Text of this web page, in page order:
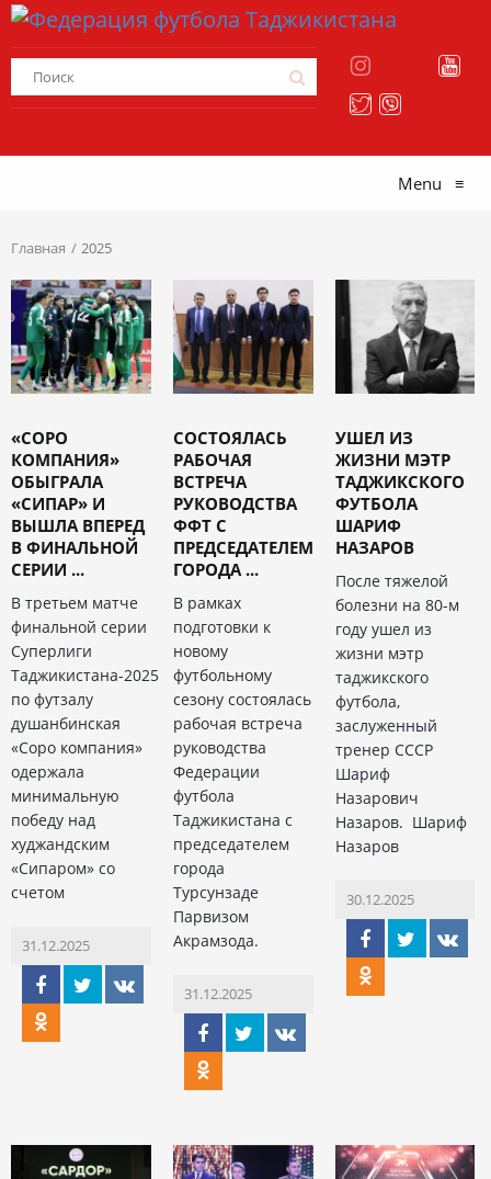
Menu ≡
Главная 2025
«СОРО
КОМПАНИЯ»
ОБЫГРАЛА
«СИПАР» И
ВЫШЛА ВПЕРЕД
В ФИНАЛЬНОЙ
СЕРИИ ...
В третьем матче
финальной серии
Суперлиги
Таджикистана-2025
по футзалу
душанбинская
«Соро компания»
одержала
минимальную
победу над
худжандским
«Сипаром» со
счетом
31.12.2025
СОСТОЯЛАСЬ
РАБОЧАЯ
ВСТРЕЧА
РУКОВОДСТВА
ФФТ С
ПРЕДСЕДАТЕЛЕМ
ГОРОДА ...
В рамках
подготовки к
новому
футбольному
сезону состоялась
рабочая встреча
руководства
Федерации
футбола
Таджикистана с
председателем
города
Турсунзаде
Парвизом
Акрамзода.
31.12.2025
УШЕЛ ИЗ
ЖИЗНИ МЭТР
ТАДЖИКСКОГО
ФУТБОЛА
ШАРИФ
НАЗАРОВ
После тяжелой
болезни на 80-м
году ушел из
жизни мэтр
таджикского
футбола,
заслуженный
тренер СССР
Шариф
Назарович
Назаров. Шариф
Назаров
30.12.2025